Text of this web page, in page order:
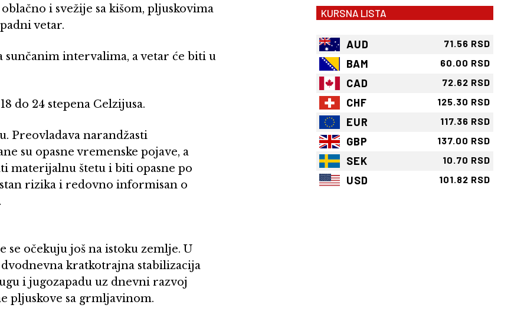
i svežije sa kišom, pljuskovima
vetar.
sunčanim intervalima, a vetar će biti u
do 24 stepena Celzijusa.
Preovladava narandžasti
su opasne vremenske pojave, a
materijalnu štetu i biti opasne po
rizika i redovno informisan o
očekuju još na istoku zemlje. U
kratkotrajna stabilizacija
i jugozapadu uz dnevni razvoj
pljuskove sa grmljavinom.
KURSNA LISTA
AUD 71.56 RSD
BAM 60.00 RSD
CAD 72.62 RSD
CHF 125.30 RSD
EUR 117.36 RSD
GBP 137.00 RSD
SEK 10.70 RSD
USD 101.82 RSD